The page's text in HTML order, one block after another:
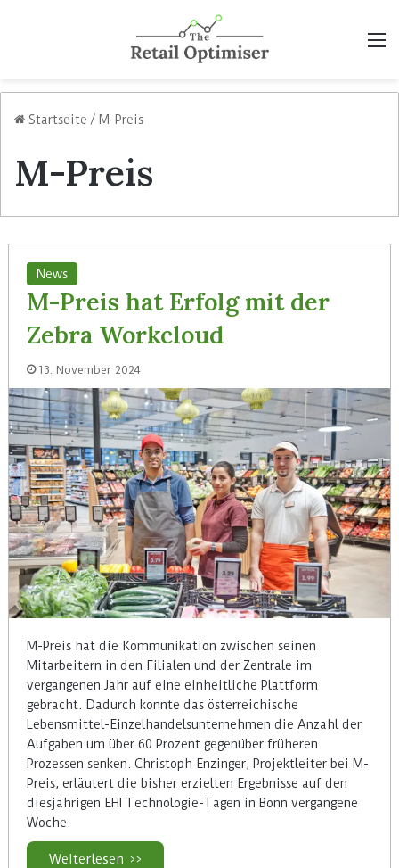
Startseite / M-Preis
M-Preis
News
M-Preis hat Erfolg mit der
Zebra Workcloud
13. November 2024
M-Preis hat die Kommunikation zwischen seinen
Mitarbeitern in den Filialen und der Zentrale im
vergangenen Jahr auf eine einheitliche Plattform
gebracht. Dadurch konnte das österreichische
Lebensmittel-Einzelhandelsunternehmen die Anzahl der
Aufgaben um über 60 Prozent gegenüber früheren
Prozessen senken. Christoph Enzinger, Projektleiter bei M-
Preis, erläutert die bisher erzielten Ergebnisse auf den
diesjährigen EHI Technologie-Tagen in Bonn vergangene
Woche.
Weiterlesen >>